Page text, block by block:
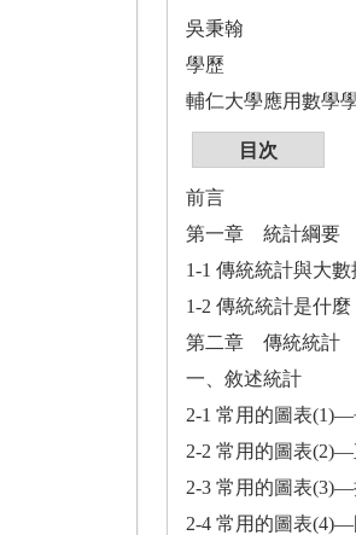
吳秉翰
學歷
輔仁大學應用數學
目次
前言
第一章 統計綱要
1-1 傳統統計與大
1-2 傳統統計是什麼
第二章 傳統統計
一、敘述統計
2-1 常用的圖表
2-2 常用的圖表
2-3 常用的圖表
2-4 常用的圖表